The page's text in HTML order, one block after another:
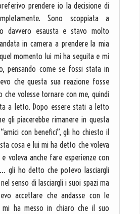
prendere io la decisione di
Sono scoppiata a
davvero esausta e stavo molto
in camera a prendere la mia
momento lui mi ha seguita e mi
pensando come se fossi stata in
che questa sua reazione fosse
volesse tornare con me, quindi
a letto. Dopo essere stati a letto
gli piacerebbe rimanere in questa
con benefici”, gli ho chiesto il
cosa e lui mi ha detto che voleva
voleva anche fare esperienze con
gli ho detto che potevo lasciargli
senso di lasciargli i suoi spazi ma
accettare che andasse con le
ha messo in chiaro che il suo